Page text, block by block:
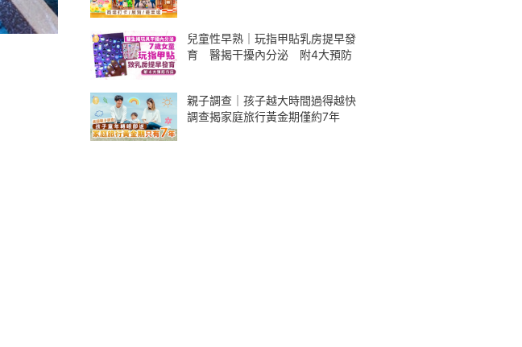
兒童性早熟｜玩指甲貼乳房提早發
育 醫揭干擾內分泌 附4大預防
親子調查｜孩子越大時間過得越快
調查揭家庭旅行黃金期僅約7年